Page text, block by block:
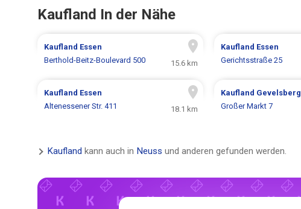
Kaufland In der Nähe
Kaufland Essen
Berthold-Beitz-Boulevard 500
15.6 km
Kaufland Essen
Gerichtsstraße 25
Kaufland Essen
Altenessener Str. 411
18.1 km
Kaufland Gevelsberg
Großer Markt 7
Kaufland kann auch in Neuss und anderen gefunden werden.